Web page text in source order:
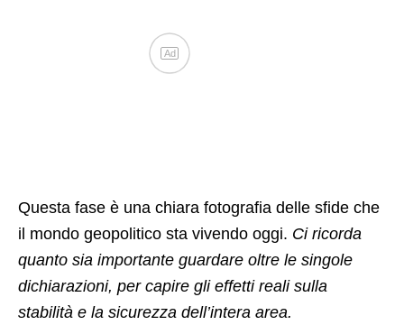
Ad
Questa fase è una chiara fotografia delle sfide che
il mondo geopolitico sta vivendo oggi. Ci ricorda
quanto sia importante guardare oltre le singole
dichiarazioni, per capire gli effetti reali sulla
stabilità e la sicurezza dell’intera area.